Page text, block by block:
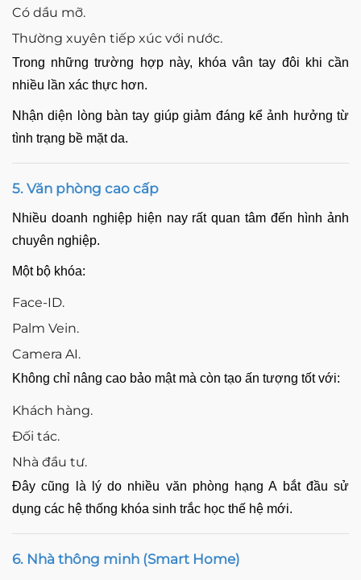
Có dầu mỡ.
Thường xuyên tiếp xúc với nước.
Trong những trường hợp này, khóa vân tay đôi khi cần
nhiều lần xác thực hơn.
Nhận diện lòng bàn tay giúp giảm đáng kể ảnh hưởng từ
tình trạng bề mặt da.
5. Văn phòng cao cấp
Nhiều doanh nghiệp hiện nay rất quan tâm đến hình ảnh
chuyên nghiệp.
Một bộ khóa:
Face-ID.
Palm Vein.
Camera AI.
Không chỉ nâng cao bảo mật mà còn tạo ấn tượng tốt với:
Khách hàng.
Đối tác.
Nhà đầu tư.
Đây cũng là lý do nhiều văn phòng hạng A bắt đầu sử
dụng các hệ thống khóa sinh trắc học thế hệ mới.
6. Nhà thông minh (Smart Home)